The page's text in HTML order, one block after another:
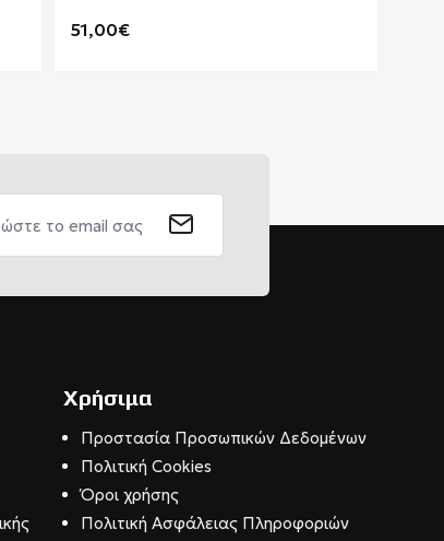
51,00€
Χρήσιμα
Προστασία Προσωπικών Δεδομένων
Πολιτική Cookies
Όροι χρήσης
Πολιτική Ασφάλειας Πληροφοριών